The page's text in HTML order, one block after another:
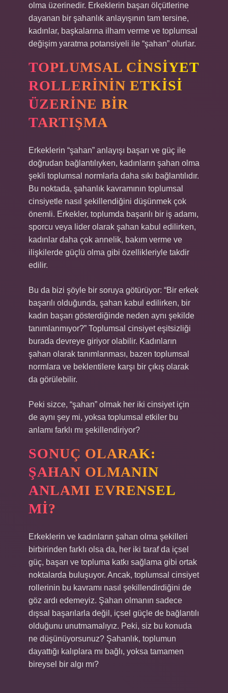
olma üzerinedir. Erkeklerin başarı ölçütlerine
dayanan bir şahanlık anlayışının tam tersine,
kadınlar, başkalarına ilham verme ve toplumsal
değişim yaratma potansiyeli ile “şahan” olurlar.
TOPLUMSAL CINSIYET
ROLLERININ ETKISI
ÜZERINE BIR
TARTIŞMA
Erkeklerin “şahan” anlayışı başarı ve güç ile
doğrudan bağlantılıyken, kadınların şahan olma
şekli toplumsal normlarla daha sıkı bağlantılıdır.
Bu noktada, şahanlık kavramının toplumsal
cinsiyetle nasıl şekillendiğini düşünmek çok
önemli. Erkekler, toplumda başarılı bir iş adamı,
sporcu veya lider olarak şahan kabul edilirken,
kadınlar daha çok annelik, bakım verme ve
ilişkilerde güçlü olma gibi özellikleriyle takdir
edilir.
Bu da bizi şöyle bir soruya götürüyor: “Bir erkek
başarılı olduğunda, şahan kabul edilirken, bir
kadın başarı gösterdiğinde neden aynı şekilde
tanımlanmıyor?” Toplumsal cinsiyet eşitsizliği
burada devreye giriyor olabilir. Kadınların
şahan olarak tanımlanması, bazen toplumsal
normlara ve beklentilere karşı bir çıkış olarak
da görülebilir.
Peki sizce, “şahan” olmak her iki cinsiyet için
de aynı şey mi, yoksa toplumsal etkiler bu
anlamı farklı mı şekillendiriyor?
SONUÇ OLARAK:
ŞAHAN OLMANIN
ANLAMI EVRENSEL
MI?
Erkeklerin ve kadınların şahan olma şekilleri
birbirinden farklı olsa da, her iki taraf da içsel
güç, başarı ve topluma katkı sağlama gibi ortak
noktalarda buluşuyor. Ancak, toplumsal cinsiyet
rollerinin bu kavramı nasıl şekillendirdiğini de
göz ardı edemeyiz. Şahan olmanın sadece
dışsal başarılarla değil, içsel güçle de bağlantılı
olduğunu unutmamalıyız. Peki, siz bu konuda
ne düşünüyorsunuz? Şahanlık, toplumun
dayattığı kalıplara mı bağlı, yoksa tamamen
bireysel bir algı mı?